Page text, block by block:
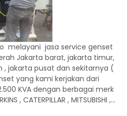
melayani jasa service genset
Jakarta barat, jakarta timur,
jakarta pusat dan sekitarnya (
yang kami kerjakan dari
KVA dengan berbagai merk
, CATERPILLAR , MITSUBISHI ,…